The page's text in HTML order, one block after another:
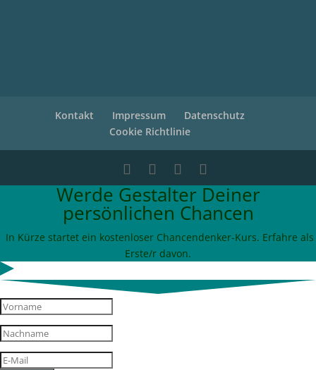
Kontakt Impressum
Datenschutz
Cookie Richtlinie
Werde Gestalter Deiner
persönlichen Chancen
In Kürze startet ein kostenloser Chancendenker-Kurs. Erfahre als
Erste/r davon.